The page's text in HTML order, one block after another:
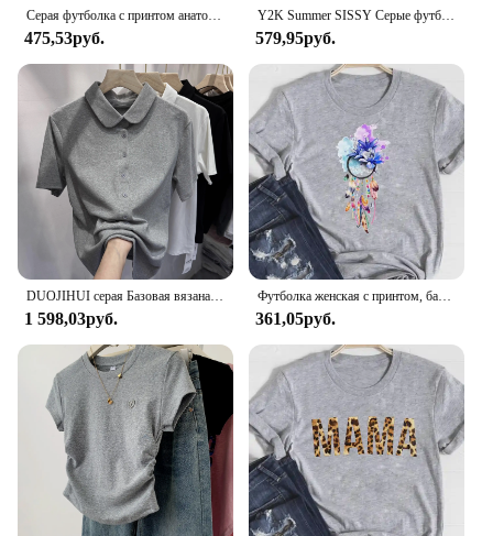
Серая футболка с принтом анатомии, женская футболка с рисунком «Ты мой человек», повседневные топы в стиле Харадзюку, футболка Love ECG, женская футболка
475,53руб.
Y2K Summer SISSY Серые футболки с принтом Женская сексуальная футболка Kawaii Одежда Модная женская укороченная футболка для девочек в готическом стиле Уличная одежда
579,95руб.
DUOJIHUI серая Базовая вязаная тонкая женская футболка с воротником-поло летняя модная однотонная повседневная женская футболка на пуговицах
1 598,03руб.
Футболка женская с принтом, базовый топ с коротким рукавом, модная одежда, милая трендовая одежда с акварелью, серая футболка с графическим принтом, на лето
361,05руб.